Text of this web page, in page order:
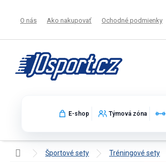
O nás Ako nakupovať Ochodné podmienky
E-shop Týmová zóna
DomovŠportové sety Tréningové sety